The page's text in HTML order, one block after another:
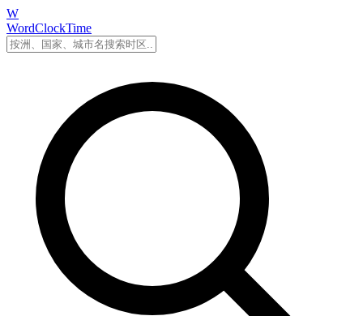
W
WordClockTime